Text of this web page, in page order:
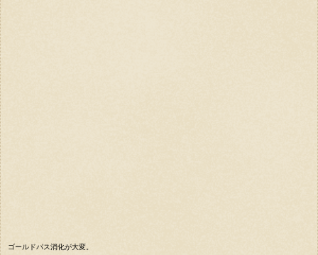
ゴールドパス消化が大変。